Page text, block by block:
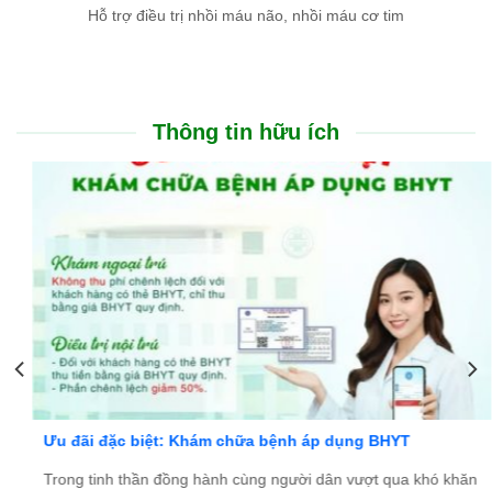
Hỗ trợ điều trị nhồi máu não, nhồi máu cơ tim
Thông tin hữu ích
Ưu đãi đặc biệt: Khám chữa bệnh áp dụng BHYT
Trong tinh thần đồng hành cùng người dân vượt qua khó khăn